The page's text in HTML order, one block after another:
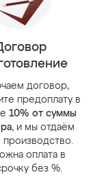
договор,
предоплату в
10% от суммы
, и мы отдаём
производство.
оплата в
без %.